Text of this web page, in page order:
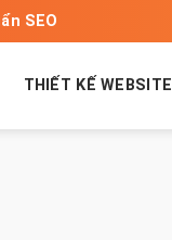
SEO
THIẾT KẾ WEBSITE